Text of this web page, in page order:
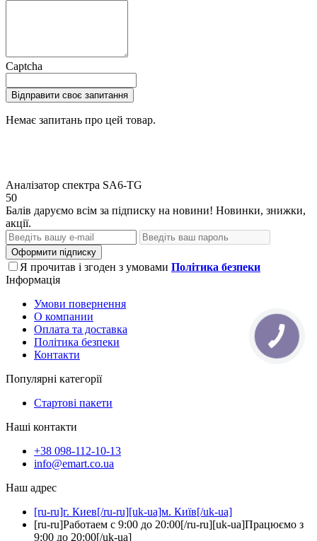
Captcha
Відправити своє запитання
Немає запитань про цей товар.
Аналізатор спектра SA6-TG
50
Балів даруємо всім за підписку на новини! Новинки, знижки,
акції.
Оформити підписку
Я прочитав і згоден з умовами Політика безпеки
Інформація
Умови повернення
О компании
Оплата та доставка
Політика безпеки
Контакти
Популярні категорії
Стартові пакети
Наші контакти
+38 098-112-10-13
info@emart.co.ua
Наш адрес
[ru-ru]г. Киев[/ru-ru][uk-ua]м. Київ[/uk-ua]
[ru-ru]Работаем с 9:00 до 20:00[/ru-ru][uk-ua]Працюємо з
9:00 до 20:00[/uk-ua]
КНОПКА
ЗВ'ЯЗКУ